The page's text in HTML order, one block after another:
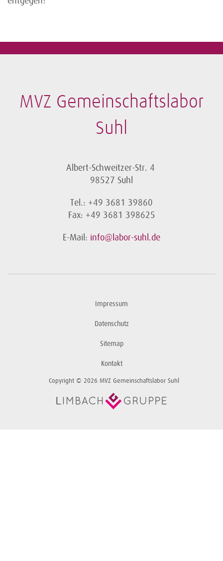
MVZ Gemeinschaftslabor
Suhl
Albert-Schweitzer-Str. 4
98527 Suhl
Tel.: +49 3681 39860
Fax: +49 3681 398625
E-Mail: info@labor-suhl.de
Impressum
Datenschutz
Sitemap
Kontakt
Copyright © 2026 MVZ Gemeinschaftslabor Suhl